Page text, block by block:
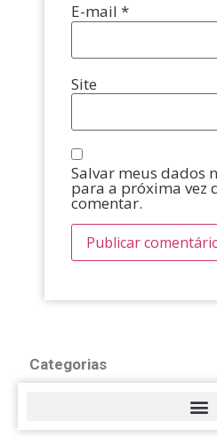
E-mail *
Site
Salvar meus dados
para a próxima vez
comentar.
Categorias